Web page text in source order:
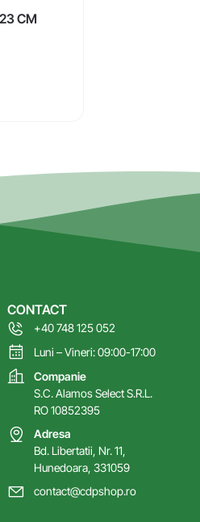
CM
CONTACT
+40 748 125 052
Luni – Vineri: 09:00-17:00
Companie
S.C. Alamos Select S.R.L.
RO 10852395
Adresa
Bd. Libertatii, Nr. 11,
Hunedoara, 331059
contact@cdpshop.ro